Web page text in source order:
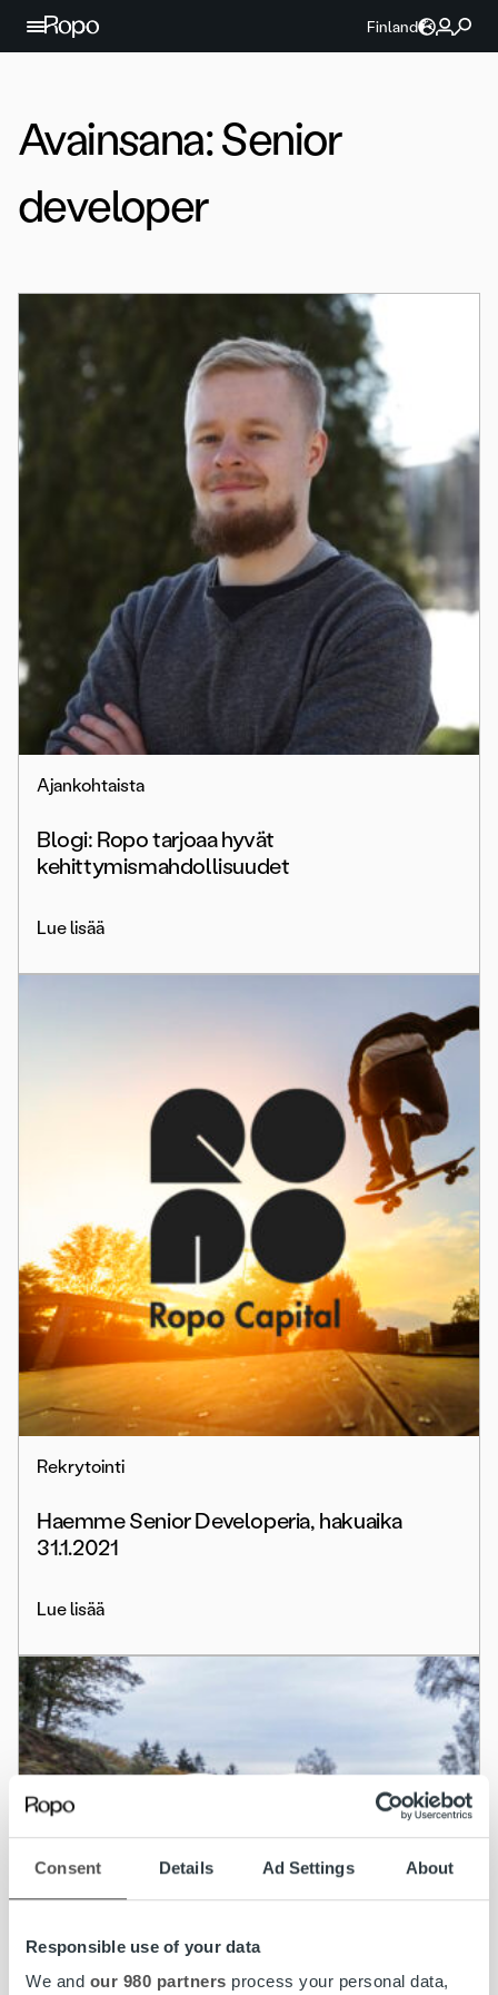
Consent Details Ad Settings About
Responsible use of your data
We and our 980 partners process your personal data,
Jatka sisältöön
Finland
Avainsana:Senior
developer
Ajankohtaista
Blogi: Ropo tarjoaa hyvät
kehittymismahdollisuudet
Lue lisää
Rekrytointi
Haemme Senior Developeria, hakuaika
31.1.2021
Lue lisää